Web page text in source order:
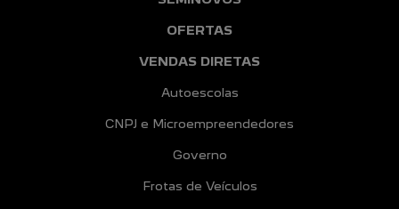
OFERTAS
VENDAS DIRETAS
Autoescolas
CNPJ e Microempreendedores
Governo
Frotas de Veículos